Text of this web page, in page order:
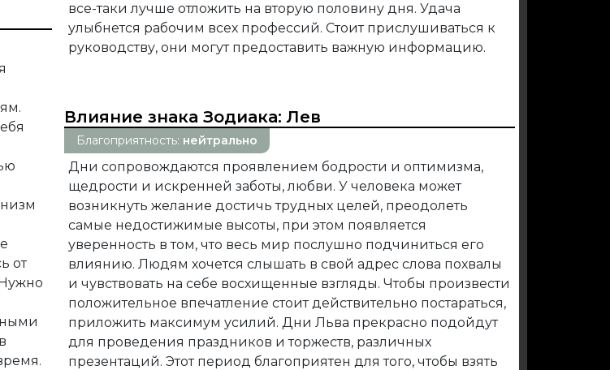
от
все-таки лучше отложить на вторую половину дня. Удача
улыбнется рабочим всех профессий. Стоит прислушиваться к
руководству, они могут предоставить важную информацию.
Влияние знака Зодиака:Лев
Благоприятность: нейтрально
Дни сопровождаются проявлением бодрости и оптимизма,
щедрости и искренней заботы, любви. У человека может
возникнуть желание достичь трудных целей, преодолеть
самые недостижимые высоты, при этом появляется
уверенность в том, что весь мир послушно подчиниться его
влиянию. Людям хочется слышать в свой адрес слова похвалы
и чувствовать на себе восхищенные взгляды. Чтобы произвести
положительное впечатление стоит действительно постараться,
приложить максимум усилий. Дни Льва прекрасно подойдут
для проведения праздников и торжеств, различных
презентаций. Этот период благоприятен для того, чтобы взять